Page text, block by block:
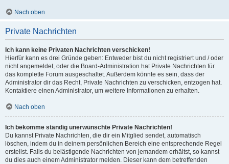
Nach oben
Private Nachrichten
Ich kann keine Privaten Nachrichten verschicken!
Hierfür kann es drei Gründe geben: Entweder bist du nicht registriert und / oder
nicht angemeldet, oder die Board-Administration hat Private Nachrichten für
das komplette Forum ausgeschaltet. Außerdem könnte es sein, dass der
Administrator dir das Recht, Private Nachrichten zu verschicken, entzogen hat.
Kontaktiere einen Administrator, um weitere Informationen zu erhalten.
Nach oben
Ich bekomme ständig unerwünschte Private Nachrichten!
Du kannst Private Nachrichten, die dir ein Mitglied sendet, automatisch
löschen, indem du in deinem persönlichen Bereich eine entsprechende Regel
erstellst. Falls du belästigende Nachrichten von jemandem erhältst, so kannst
du dies auch einem Administrator melden. Dieser kann dem betreffenden